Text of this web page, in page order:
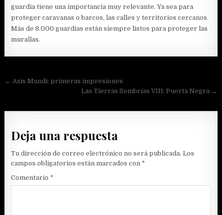
guardia tiene una importancia muy relevante. Ya sea para
proteger caravanas o barcos, las calles y territorios cercanos.
Más de 8.000 guardias están siempre listos para proteger las
murallas.
Navegación
entradas
← Axis Mundi: primeras impresiones
Las Tierras Sombrías VIII: Puerta Negra →
Deja una respuesta
Tu dirección de correo electrónico no será publicada. Los
campos obligatorios están marcados con *
Comentario *